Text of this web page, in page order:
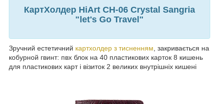
КартХолдер HiArt CH-06 Crystal Sangria
"let's Go Travel"
Зручний естетичний картхолдер з тисненням, закривається на
кобурной гвинт: пвх блок на 40 пластикових карток 8 кишень
для пластикових карт і візиток 2 великих внутрішніх кишені